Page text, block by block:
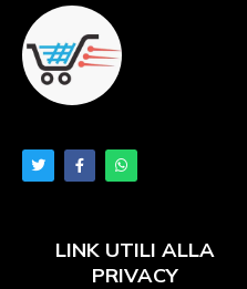
LINK UTILI ALLA
PRIVACY